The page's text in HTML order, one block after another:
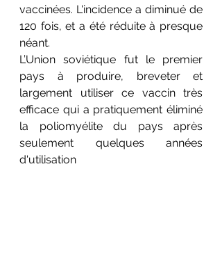
vaccinées. L'incidence a diminué de
120 fois, et a été réduite à presque
néant.
L’Union soviétique fut le premier
pays à produire, breveter et
largement utiliser ce vaccin très
efficace qui a pratiquement éliminé
la poliomyélite du pays après
seulement quelques années
d'utilisation